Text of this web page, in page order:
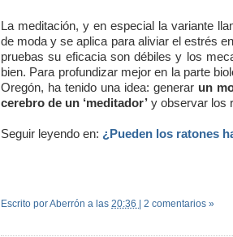
La meditación, y en especial la variante
de moda y se aplica para aliviar el estrés
pruebas su eficacia son débiles y los
bien. Para profundizar mejor en la parte
Oregón, ha tenido una idea: generar un
cerebro de un ‘meditador’ y observar los
Seguir leyendo en: ¿Pueden los ratones
Escrito por Aberrón a las 20:36 | 2 comentarios »